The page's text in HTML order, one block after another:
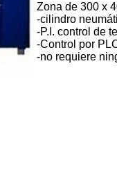
Zona de 300 x
-cilindro
-P.I. control de
-Control por
-no requiere